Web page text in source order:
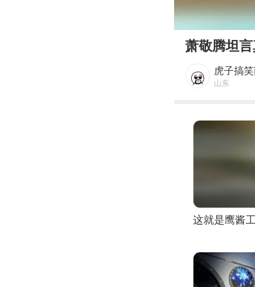
00:00
萧敬腾坦
虎子搞
山东
这就是鹰酱